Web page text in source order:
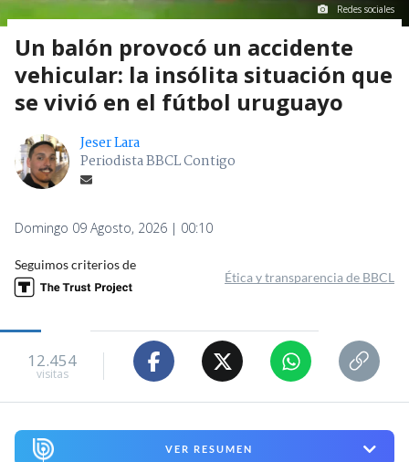
Redes sociales
Un balón provocó un accidente
vehicular: la insólita situación que
se vivió en el fútbol uruguayo
Jeser Lara
Periodista BBCL Contigo
Domingo 09 Agosto, 2026 | 00:10
Seguimos criterios de
Ética y transparencia de BBCL
12.454
visitas
VER RESUMEN